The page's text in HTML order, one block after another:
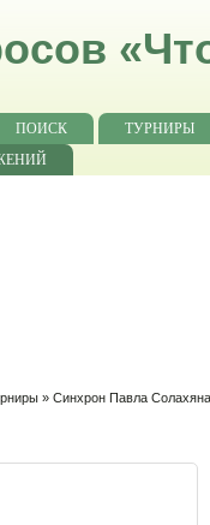
ПОИСК
ТУРНИРЫ
» Синхрон Павла Солахяна